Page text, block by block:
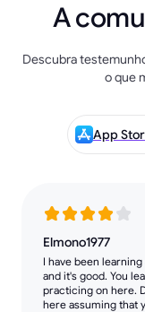
A
Descubra
o que
App
Elmono1977
I have been
and it's good. You
practicing on here.
here assuming that